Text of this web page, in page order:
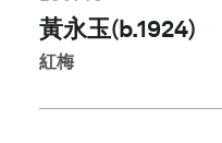
黃永玉(b.1924)
紅梅